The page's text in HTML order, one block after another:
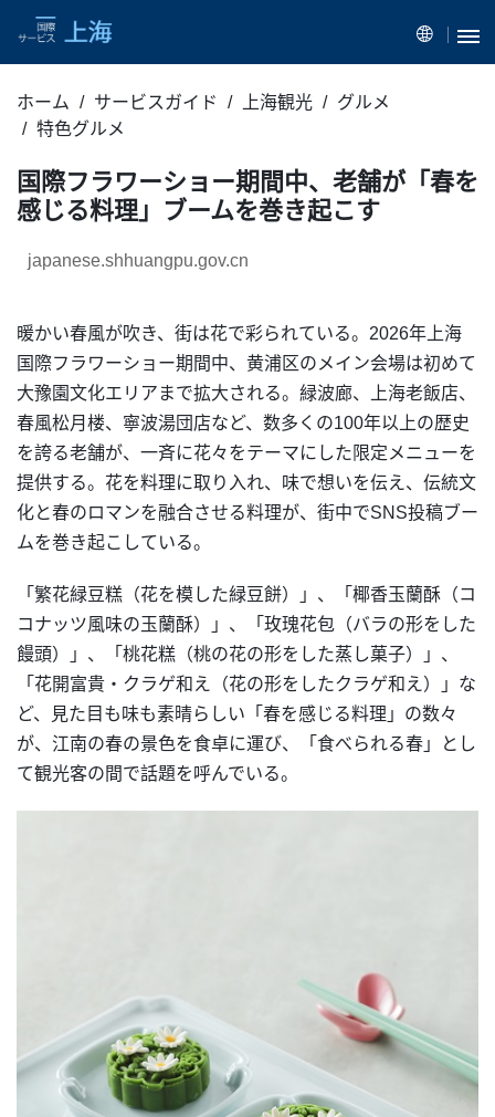
ホーム サービスガイド 上海観光
グルメ
特色グルメ
国際フラワーショー期間中、老舗が「春を
感じる料理」ブームを巻き起こす
japanese.shhuangpu.gov.cn
暖かい春風が吹き、街は花で彩られている。2026年上海
国際フラワーショー期間中、黄浦区のメイン会場は初めて
大豫園文化エリアまで拡大される。緑波廊、上海老飯店、
春風松月楼、寧波湯団店など、数多くの100年以上の歴史
を誇る老舗が、一斉に花々をテーマにした限定メニューを
提供する。花を料理に取り入れ、味で想いを伝え、伝統文
化と春のロマンを融合させる料理が、街中でSNS投稿ブー
ムを巻き起こしている。
「繁花緑豆糕（花を模した緑豆餅）」、「椰香玉蘭酥（コ
コナッツ風味の玉蘭酥）」、「玫瑰花包（バラの形をした
饅頭）」、「桃花糕（桃の花の形をした蒸し菓子）」、
「花開富貴・クラゲ和え（花の形をしたクラゲ和え）」な
ど、見た目も味も素晴らしい「春を感じる料理」の数々
が、江南の春の景色を食卓に運び、「食べられる春」とし
て観光客の間で話題を呼んでいる。